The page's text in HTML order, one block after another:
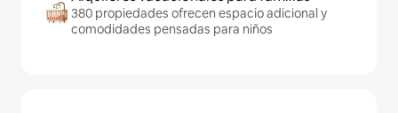
380 propiedades ofrecen espacio adicional y
comodidades pensadas para niños